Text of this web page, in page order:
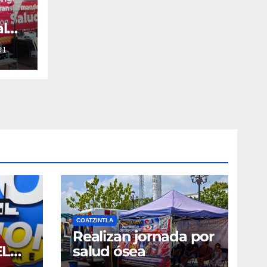
COATZINTLA
Realizan jornada por
salud ósea